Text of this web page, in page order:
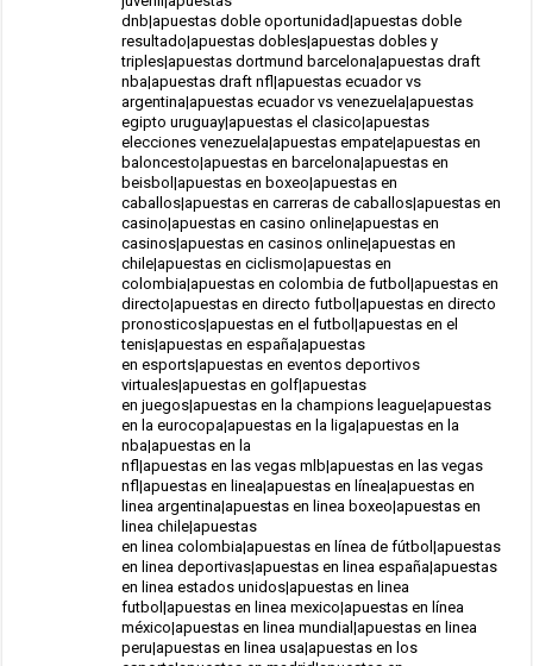
dnb|apuestas doble oportunidad|apuestas doble
resultado|apuestas dobles|apuestas dobles y
triples|apuestas dortmund barcelona|apuestas draft
nba|apuestas draft nfl|apuestas ecuador vs
argentina|apuestas ecuador vs venezuela|apuestas
egipto uruguay|apuestas el clasico|apuestas
elecciones venezuela|apuestas empate|apuestas en
baloncesto|apuestas en barcelona|apuestas en
beisbol|apuestas en boxeo|apuestas en
caballos|apuestas en carreras de caballos|apuestas en
casino|apuestas en casino online|apuestas en
casinos|apuestas en casinos online|apuestas en
chile|apuestas en ciclismo|apuestas en
colombia|apuestas en colombia de futbol|apuestas en
directo|apuestas en directo futbol|apuestas en directo
pronosticos|apuestas en el futbol|apuestas en el
tenis|apuestas en españa|apuestas
en esports|apuestas en eventos deportivos
virtuales|apuestas en golf|apuestas
en juegos|apuestas en la champions league|apuestas
en la eurocopa|apuestas en la liga|apuestas en la
nba|apuestas en la
nfl|apuestas en las vegas mlb|apuestas en las vegas
nfl|apuestas en linea|apuestas en línea|apuestas en
linea argentina|apuestas en linea boxeo|apuestas en
linea chile|apuestas
en linea colombia|apuestas en línea de fútbol|apuestas
en linea deportivas|apuestas en linea españa|apuestas
en linea estados unidos|apuestas en linea
futbol|apuestas en linea mexico|apuestas en línea
méxico|apuestas en linea mundial|apuestas en linea
peru|apuestas en linea usa|apuestas en los